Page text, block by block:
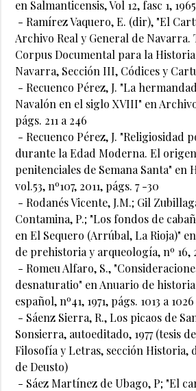
en Salmanticensis, Vol 12, fasc 1,
- Ramírez Vaquero, E. (dir), "El
Archivo Real y General de Navarra.
Corpus Documental para la
Navarra, Sección III, Códices y
- Recuenco Pérez, J. "La
Navalón en el siglo XVIII" en
págs. 211 a 246
- Recuenco Pérez, J. "Religiosidad
durante la Edad Moderna. El
penitenciales de Semana Santa" en
vol.53, nº107, 2011, págs. 7 -30
- Rodanés Vicente, J.M.; Gil
Contamina, P.; "Los fondos de
en El Sequero (Arrúbal, La Rioja)"
de prehistoria y arqueología, nº 16,
- Romeu Alfaro, S.,
desnaturatio" en Anuario de
español, nº41, 1971, págs. 1013 a 1026
- Sáenz Sierra, R., Los picaos de
Sonsierra, autoeditado, 1977 (tesis
Filosofía y Letras, sección Historia,
de Deusto)
- Sáez Martínez de Ubago, P; "El